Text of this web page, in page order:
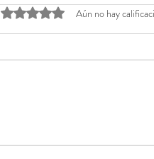
Obtuvo 0 de 5 estrellas.
Aún no hay